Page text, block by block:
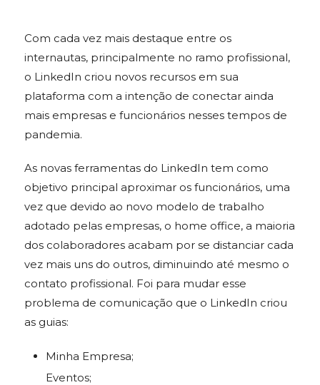
Com cada vez mais destaque entre os
internautas, principalmente no ramo profissional,
o LinkedIn criou novos recursos em sua
plataforma com a intenção de conectar ainda
mais empresas e funcionários nesses tempos de
pandemia.
As novas ferramentas do LinkedIn tem como
objetivo principal aproximar os funcionários, uma
vez que devido ao novo modelo de trabalho
adotado pelas empresas, o home office, a maioria
dos colaboradores acabam por se distanciar cada
vez mais uns do outros, diminuindo até mesmo o
contato profissional. Foi para mudar esse
problema de comunicação que o LinkedIn criou
as guias:
Minha Empresa;
Eventos;